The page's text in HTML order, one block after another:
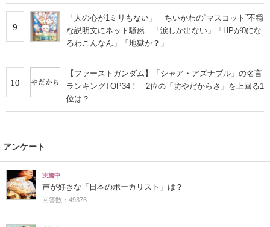
9
「人の心が1ミリもない」 ちいかわの“マスコット”不穏
な説明文にネット騒然 「涙しか出ない」「HPが0にな
るわこんなん」「地獄か？」
10
【ファーストガンダム】「シャア・アズナブル」の名言
ランキングTOP34！ 2位の「坊やだからさ」を上回る1
位は？
アンケート
実施中
声が好きな「日本のボーカリスト」は？
回答数：49376